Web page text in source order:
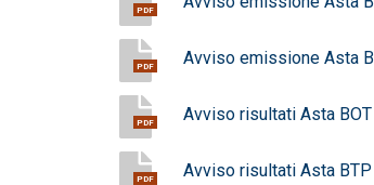
PDF
PDF Avviso emissione Asta
PDF Avviso risultati Asta
PDF Avviso risultati Asta